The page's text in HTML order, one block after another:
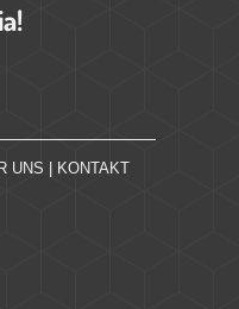
UNS KONTAKT